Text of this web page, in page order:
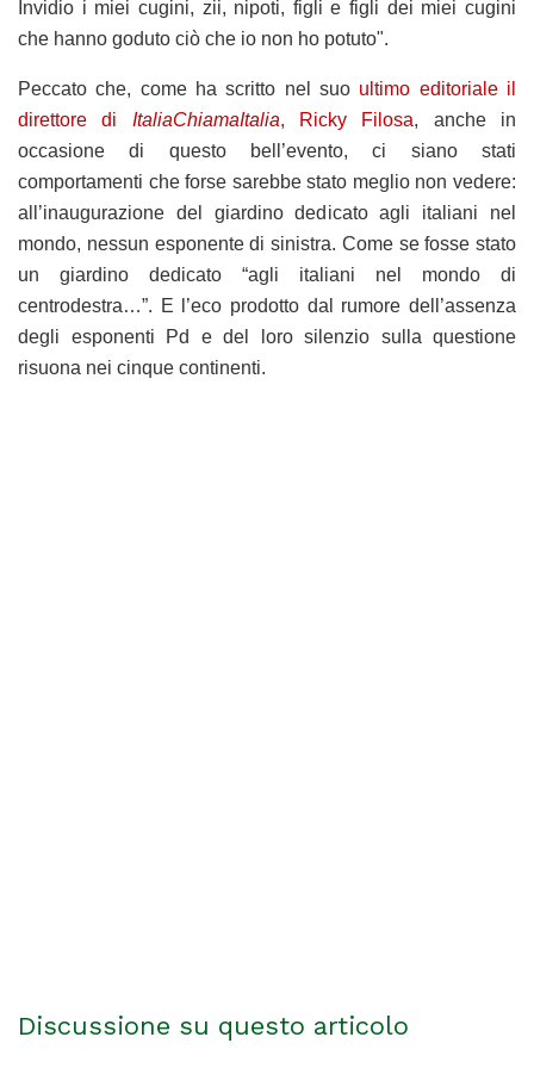
Invidio i miei cugini, zii, nipoti, figli e figli dei miei cugini
che hanno goduto ciò che io non ho potuto".
Peccato che, come ha scritto nel suo ultimo editoriale il
direttore di ItaliaChiamaItalia, Ricky Filosa, anche in
occasione di questo bell’evento, ci siano stati
comportamenti che forse sarebbe stato meglio non vedere:
all’inaugurazione del giardino dedicato agli italiani nel
mondo, nessun esponente di sinistra. Come se fosse stato
un giardino dedicato “agli italiani nel mondo di
centrodestra…”. E l’eco prodotto dal rumore dell’assenza
degli esponenti Pd e del loro silenzio sulla questione
risuona nei cinque continenti.
Discussione su questo articolo